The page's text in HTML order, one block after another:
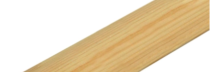
Каталог
Оплата и доставка